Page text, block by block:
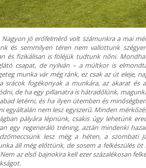
Nagyon jó erőfelmérő volt számunkra a mai
és semmilyen téren nem vallottunk
és fizikálisan is föléjük tudtunk nőni.
csapat, de nyilván – a múltkor is
munka vár még ránk, ez csak az út eleje,
srácok fogékonyak a munkára, az akarat és
de ha egy pillanatra is hátradőlünk,
letérni, és ha ilyen ütemben és
egyáltalán nem lesz egyszerű. Minden
pályára lépnünk, csakis úgy lehetünk
egy regeneráló tréning, aztán mindenki
lesz még a héten, a szombati
áll még előttünk, de sosem a felkészülés
az első bajnokira kell ezer százalékosan